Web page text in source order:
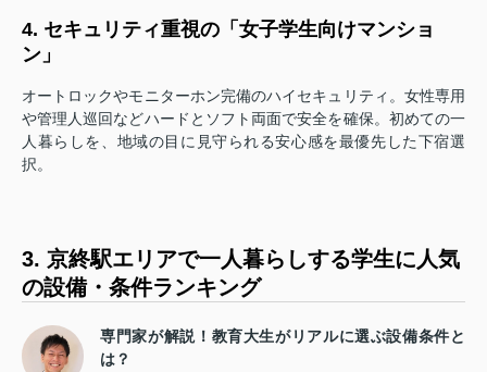
4. セキュリティ重視の「女子学生向けマンショ
ン」
オートロックやモニターホン完備のハイセキュリティ。女性専用
や管理人巡回などハードとソフト両面で安全を確保。初めての一
人暮らしを、地域の目に見守られる安心感を最優先した下宿選
択。
3. 京終駅エリアで一人暮らしする学生に人気
の設備・条件ランキング
専門家が解説！教育大生がリアルに選ぶ設備条件と
は？